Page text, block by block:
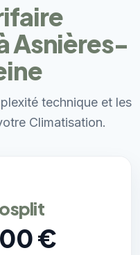
Asnières-
technique et les
Climatisation.
€